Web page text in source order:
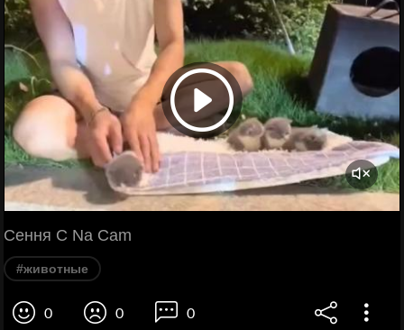
Cення C Na Cam
#животные
0 0 0